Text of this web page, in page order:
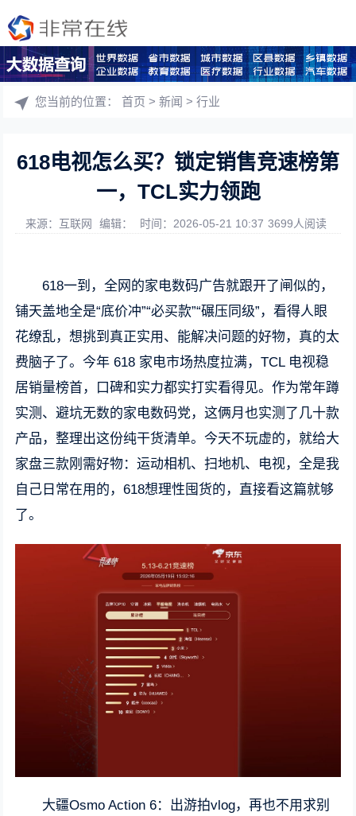
您当前的位置：首页 >新闻 >行业
618电视怎么买？锁定销售竞速榜第
一，TCL实力领跑
来源：互联网 编辑： 时间：2026-05-21 10:37 3699人阅读
618一到，全网的家电数码广告就跟开了闸似的，
铺天盖地全是“底价冲”“必买款”“碾压同级”，看得人眼
花缭乱，想挑到真正实用、能解决问题的好物，真的太
费脑子了。今年 618 家电市场热度拉满，TCL 电视稳
居销量榜首，口碑和实力都实打实看得见。作为常年蹲
实测、避坑无数的家电数码党，这俩月也实测了几十款
产品，整理出这份纯干货清单。今天不玩虚的，就给大
家盘三款刚需好物：运动相机、扫地机、电视，全是我
自己日常在用的，618想理性囤货的，直接看这篇就够
了。
大疆Osmo Action 6：出游拍vlog，再也不用求别